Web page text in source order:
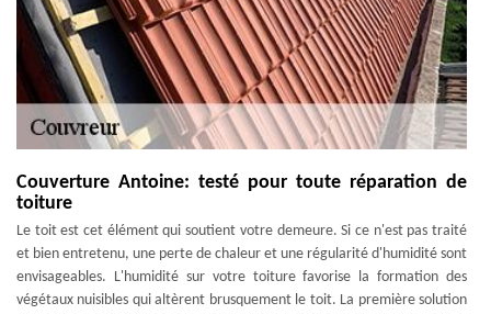
Couverture Antoine: testé pour toute réparation de
toiture
Le toit est cet élément qui soutient votre demeure. Si ce n'est pas traité
et bien entretenu, une perte de chaleur et une régularité d'humidité sont
envisageables. L'humidité sur votre toiture favorise la formation des
végétaux nuisibles qui altèrent brusquement le toit. La première solution